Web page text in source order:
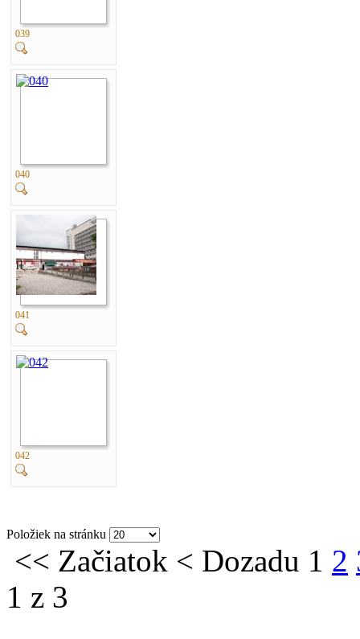
039
040
041
042
Položiek na stránku
<< Začiatok < Dozadu 1 2
1 z 3